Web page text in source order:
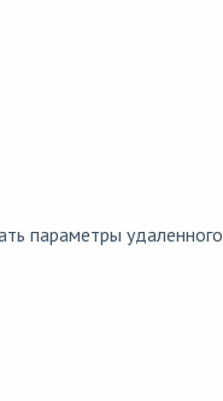
параметры удаленного